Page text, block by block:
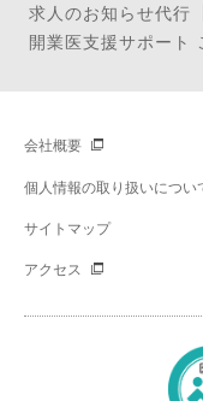
求人のお知らせ代行
開業医支援サポート
会社概要
個人情報の取り扱いについ
サイトマップ
アクセス